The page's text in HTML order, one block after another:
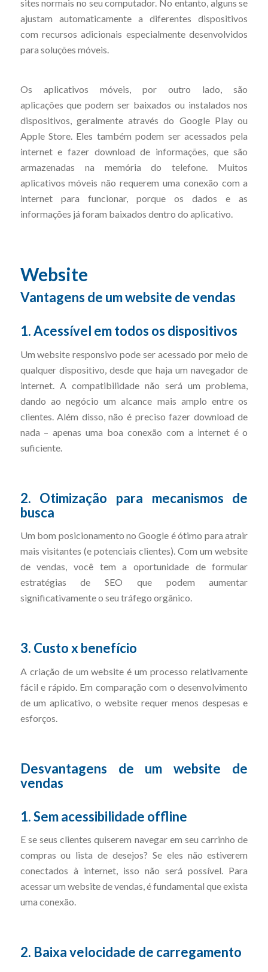
sites normais no seu computador. No entanto, alguns se
ajustam automaticamente a diferentes dispositivos
com recursos adicionais especialmente desenvolvidos
para soluções móveis.
Os aplicativos móveis, por outro lado, são
aplicações que podem ser baixados ou instalados nos
dispositivos, geralmente através do Google Play ou
Apple Store. Eles também podem ser acessados pela
internet e fazer download de informações, que são
armazenadas na memória do telefone. Muitos
aplicativos móveis não requerem uma conexão com a
internet para funcionar, porque os dados e as
informações já foram baixados dentro do aplicativo.
Website
Vantagens de um website de vendas
1. Acessível em todos os dispositivos
Um website responsivo pode ser acessado por meio de
qualquer dispositivo, desde que haja um navegador de
internet. A compatibilidade não será um problema,
dando ao negócio um alcance mais amplo entre os
clientes. Além disso, não é preciso fazer download de
nada – apenas uma boa conexão com a internet é o
suficiente.
2. Otimização para mecanismos de
busca
Um bom posicionamento no Google é ótimo para atrair
mais visitantes (e potenciais clientes). Com um website
de vendas, você tem a oportunidade de formular
estratégias de SEO que podem aumentar
significativamente o seu tráfego orgânico.
3. Custo x benefício
A criação de um website é um processo relativamente
fácil e rápido. Em comparação com o desenvolvimento
de um aplicativo, o website requer menos despesas e
esforços.
Desvantagens de um website de
vendas
1. Sem acessibilidade offline
E se seus clientes quiserem navegar em seu carrinho de
compras ou lista de desejos? Se eles não estiverem
conectados à internet, isso não será possível. Para
acessar um website de vendas, é fundamental que exista
uma conexão.
2. Baixa velocidade de carregamento